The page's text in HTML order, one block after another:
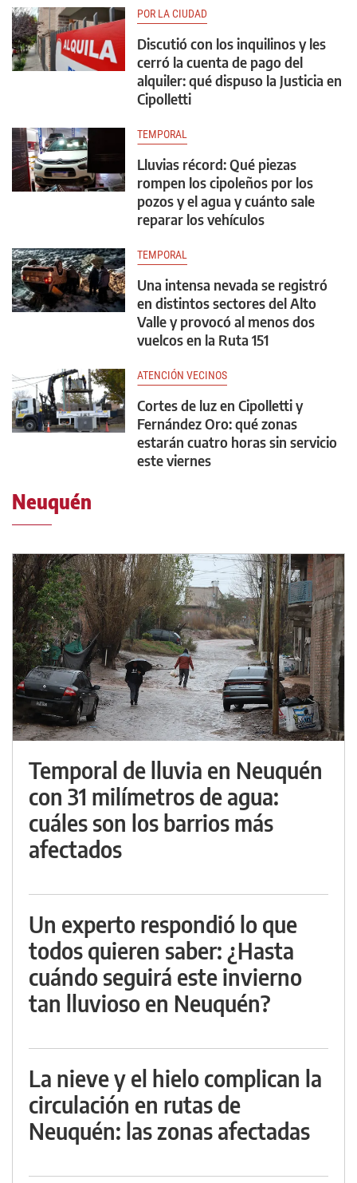
POR LA CIUDAD
Discutió con los inquilinos y les
cerró la cuenta de pago del
alquiler: qué dispuso la Justicia en
Cipolletti
TEMPORAL
Lluvias récord: Qué piezas
rompen los cipoleños por los
pozos y el agua y cuánto sale
reparar los vehículos
TEMPORAL
Una intensa nevada se registró
en distintos sectores del Alto
Valle y provocó al menos dos
vuelcos en la Ruta 151
ATENCIÓN VECINOS
Cortes de luz en Cipolletti y
Fernández Oro: qué zonas
estarán cuatro horas sin servicio
este viernes
Neuquén
Temporal de lluvia en Neuquén
con 31 milímetros de agua:
cuáles son los barrios más
afectados
Un experto respondió lo que
todos quieren saber: ¿Hasta
cuándo seguirá este invierno
tan lluvioso en Neuquén?
La nieve y el hielo complican la
circulación en rutas de
Neuquén: las zonas afectadas